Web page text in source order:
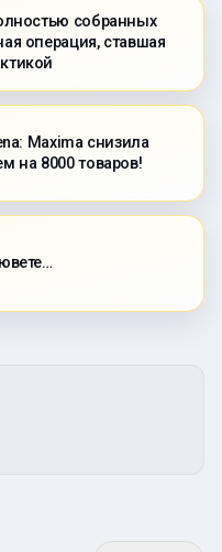
собранных
операция, ставшая
Maxima снизила
на 8000 товаров!